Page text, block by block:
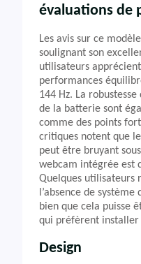
évaluations de
Les avis sur ce
soulignant son
utilisateurs
performances
144 Hz. La
de la batterie sont
comme des points
critiques notent que
peut être bruyant
webcam intégrée est
Quelques utilisateurs
l’absence de
bien que cela puisse
qui préfèrent installer
Design